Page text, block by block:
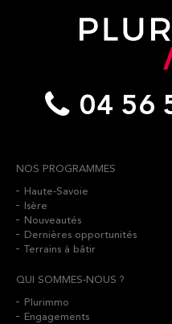
04 56
NOS PROGRAMMES
Haute-Savoie
Isère
Nouveautés
Dernières opportunités
Terrains à bâtir
QUI SOMMES-NOUS ?
Plurimmo
Engagements